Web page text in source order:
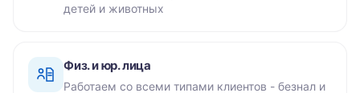
детей и животных
Физ. и юр. лица
Работаем со всеми типами клиентов - безнал и